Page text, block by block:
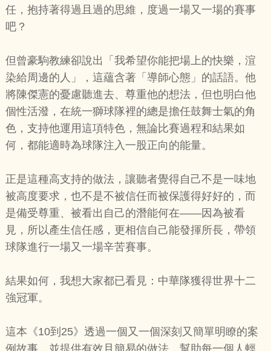
任，抱持著得過且過的思維，度過一場又一場的賽事
吧？
但曾豪駒教練卻說出「我希望你能把場上的快樂，渲
染給周邊的人」，這蘊含著「導師心態」的話語。他
將陳傑憲的憂慮聽進去、尊重他的想法，但也明白他
個性活潑，在統一獅球隊裡的總是擔任鼓舞士氣的角
色，支持他運用這項特色，無論比賽過程和結果如
何，都能適時為球隊注入一股正向的能量。
正是這種高支持的做法，讓聽者覺得自己不是一味地
被高度要求，也不是不被信任而被保護得好好的，而
是備受尊重、被看出自己的潛能何在——因為被看
見，所以產生信任感，更相信自己能發揮所長，帶領
球隊進行一場又一場辛苦賽事。
結果如何，我想大家都已看見：中華隊獲得世界十二
強冠軍。
這本《10到25》透過一個又一個深刻又簡單明瞭的案